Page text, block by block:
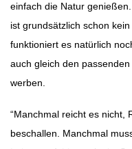
einfach die Natur
ist grundsätzlich schon
funktioniert es natürlich
auch gleich den
werben.
“Manchmal reicht es nicht,
beschallen. Manchmal